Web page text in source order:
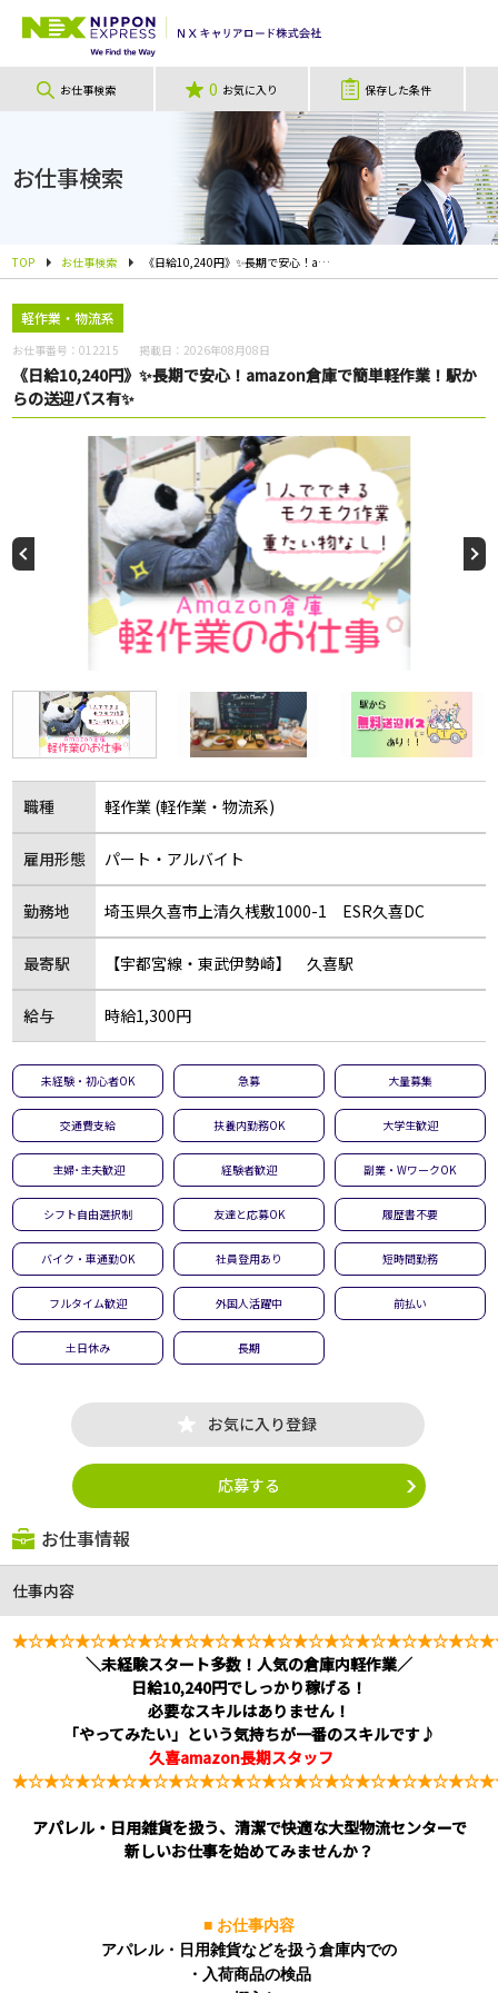
お仕事検索 0 お気に入り 保存した条件
お仕事検索
TOP お仕事検索 《日給10,240円》✨長期で安心！amazon倉庫で簡単軽作業！駅からの送迎バス有✨
軽作業・物流系
お仕事番号：012215 掲載日： 2026年08月08日
《日給10,240円》✨長期で安心！amazon倉庫で簡単軽作業！駅か
らの送迎バス有✨
職種 軽作業 (軽作業・物流系)
雇用形態 パート・アルバイト
勤務地 埼玉県久喜市上清久桟敷1000-1 ESR久喜DC
最寄駅 【宇都宮線・東武伊勢崎】 久喜駅
給与 時給1,300円
未経験・初心者OK 急募 大量募集
交通費支給 扶養内勤務OK 大学生歓迎
主婦･主夫歓迎 経験者歓迎 副業・WワークOK
シフト自由選択制 友達と応募OK 履歴書不要
バイク・車通勤OK 社員登用あり 短時間勤務
フルタイム歓迎 外国人活躍中 前払い
土日休み 長期
お気に入り登録
応募する
お仕事情報
仕事内容
★☆★☆★☆★☆★☆★☆★☆★☆★☆★☆★☆★☆★☆★☆★☆★
＼未経験スタート多数！人気の倉庫内軽作業／
日給10,240円でしっかり稼げる！
必要なスキルはありません！
「やってみたい」という気持ちが一番のスキルです♪
久喜amazon長期スタッフ
★☆★☆★☆★☆★☆★☆★☆★☆★☆★☆★☆★☆★☆★☆★☆★
アパレル・日用雑貨を扱う、清潔で快適な大型物流センターで
新しいお仕事を始めてみませんか？
■ お仕事内容
アパレル・日用雑貨などを扱う倉庫内での
・ 入荷商品の検品